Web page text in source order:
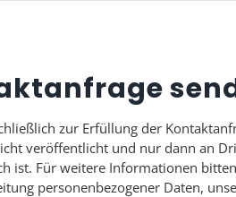
zur Erfüllung der
veröffentlicht und nur dann an
ist. Für weitere Informationen
personenbezogener Daten,